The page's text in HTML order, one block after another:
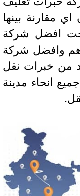
مقارنة بينها
افضل شركة
وهي اهم وافضل شركة
من خبرات نقل
انحاء مدينة